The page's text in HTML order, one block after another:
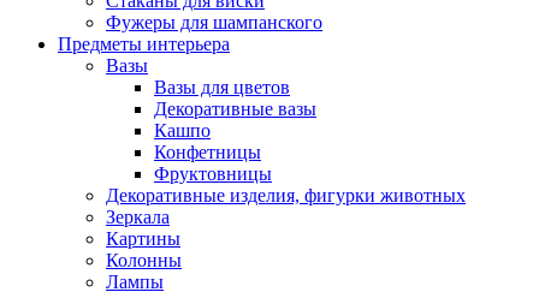
Фужеры для шампанского
Предметы интерьера
Вазы
Вазы для цветов
Декоративные вазы
Кашпо
Конфетницы
Фруктовницы
Декоративные изделия, фигурки животных
Зеркала
Картины
Колонны
Лампы